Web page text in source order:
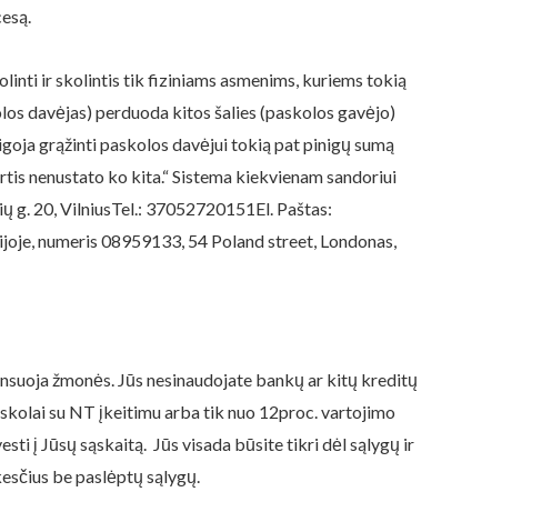
ir skolintis tik fiziniams asmenims, kuriems tokią
davėjas) perduoda kitos šalies (paskolos gavėjo)
grąžinti paskolos davėjui tokią pat pinigų sumą
nenustato ko kita.“ Sistema kiekvienam sandoriui
g. 20, VilniusTel.: 37052720151El. Paštas:
numeris 08959133, 54 Poland street, Londonas,
žmonės. Jūs nesinaudojate bankų ar kitų kreditų
su NT įkeitimu arba tik nuo 12proc. vartojimo
į Jūsų sąskaitą. Jūs visada būsite tikri dėl sąlygų ir
be paslėptų sąlygų.